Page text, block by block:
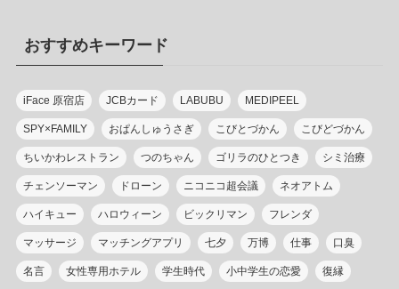
リ
ー
おすすめキーワード
iFace 原宿店 JCBカード LABUBU MEDIPEEL
SPY×FAMILY おぱんしゅうさぎ こびとづかん こびどづかん
ちいかわレストラン つのちゃん ゴリラのひとつき シミ治療
チェンソーマン ドローン ニコニコ超会議 ネオアトム
ハイキュー ハロウィーン ビックリマン フレンダ
マッサージ マッチングアプリ 七夕 万博 仕事 口臭
名言 女性専用ホテル 学生時代 小中学生の恋愛 復縁